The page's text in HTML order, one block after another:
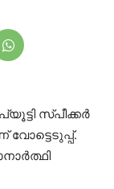
സ്പീക്കർ